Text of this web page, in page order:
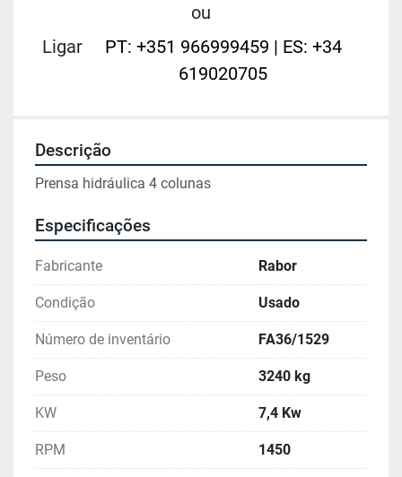
ou
Ligar
PT: +351 966999459 | ES: +34
619020705
Descrição
Prensa hidráulica 4 colunas
Especificações
Fabricante Rabor
Condição Usado
Número de inventário FA36/1529
Peso 3240 kg
KW 7,4 Kw
RPM 1450